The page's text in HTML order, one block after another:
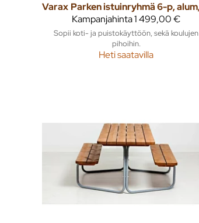
Varax
Kampanjahinta1 499,00 €
Sopii koti- ja puistokäyttöön, sekä koulujen
pihoihin.
Heti saatavilla